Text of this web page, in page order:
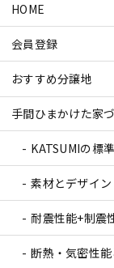
HOME
会員登録
おすすめ分譲地
手間ひまかけた家
KATSUMIの標
素材とデザイン
耐震性能+制震
断熱・気密性